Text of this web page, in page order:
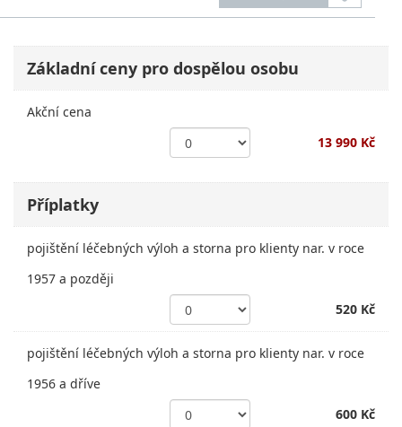
Základní ceny pro dospělou osobu
Akční cena
13 990 Kč
Příplatky
pojištění léčebných výloh a storna pro klienty nar. v roce
1957 a později
520 Kč
pojištění léčebných výloh a storna pro klienty nar. v roce
1956 a dříve
600 Kč